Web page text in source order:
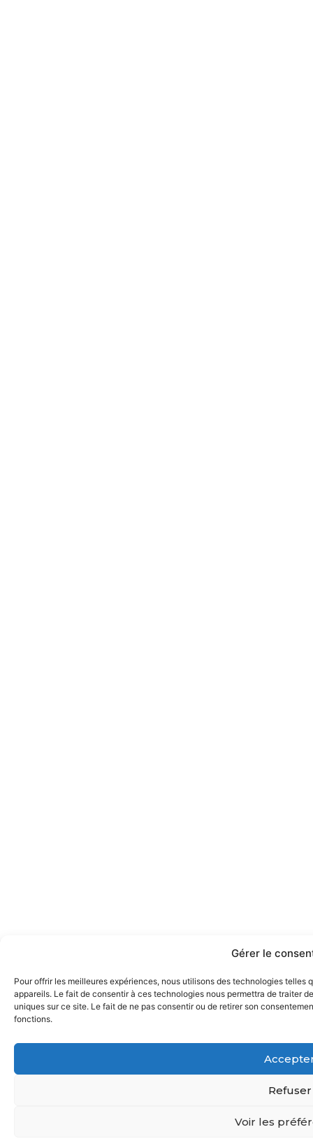
Gérer le
Pour offrir les meilleures expériences, nous utilisons des technologies
appareils. Le fait de consentir à ces technologies nous permettra de traiter
uniques sur ce site. Le fait de ne pas consentir ou de retirer son
fonctions.
Refuser
Voir les